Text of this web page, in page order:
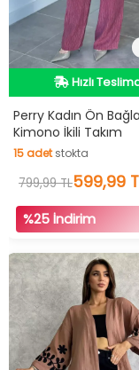
İndirimli
Hızlı
İndirimli
Perry Kadın Ön
Kimono İkili Takım
15adetstokta
15adetstokta
799,99 TL599,99
%25 İndirim